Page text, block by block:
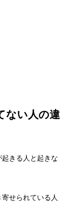
ない人の違
きる人と起きな
せられている人